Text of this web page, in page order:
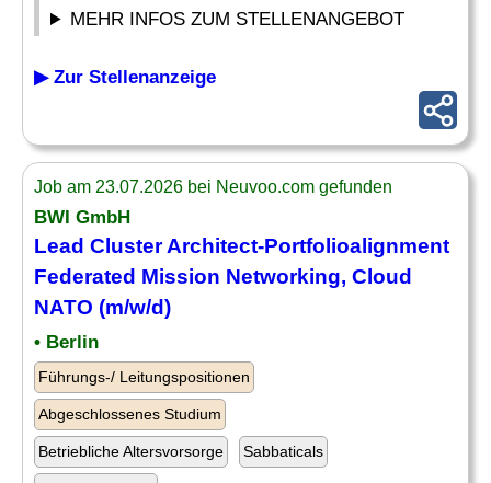
MEHR INFOS ZUM STELLENANGEBOT
▶ Zur Stellenanzeige
Job am 23.07.2026 bei Neuvoo.com gefunden
BWI GmbH
Lead Cluster Architect-Portfolioalignment
Federated Mission Networking, Cloud
NATO (m/w/d)
• Berlin
Führungs-/ Leitungspositionen
Abgeschlossenes Studium
Betriebliche Altersvorsorge Sabbaticals